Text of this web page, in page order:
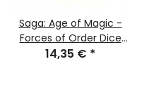
Saga: Age of Magic -
Forces of Order Dice
(8)
14,35 € *